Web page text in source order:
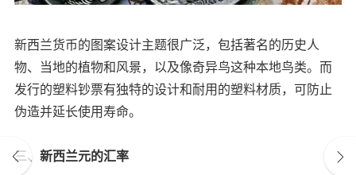
新西兰货币的图案设计主题很广泛，包括著名的历史人
物、当地的植物和风景，以及像奇异鸟这种本地鸟类。而
发行的塑料钞票有独特的设计和耐用的塑料材质，可防止
伪造并延长使用寿命。
三、新西兰元的汇率